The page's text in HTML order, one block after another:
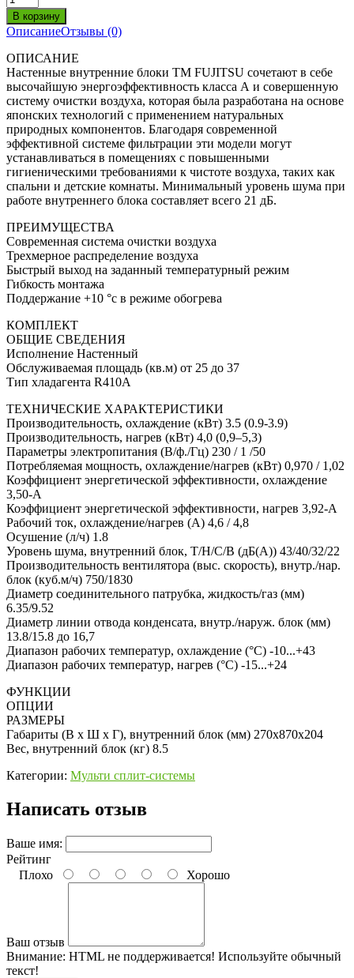
ОписаниеОтзывы (0)
ОПИСАНИЕ
Настенные внутренние блоки ТМ FUJITSU сочетают в себе
высочайшую энергоэффективность класса А и совершенную
систему очистки воздуха, которая была разработана на основе
японских технологий с применением натуральных
природных компонентов. Благодаря современной
эффективной системе фильтрации эти модели могут
устанавливаться в помещениях с повышенными
гигиеническими требованиями к чистоте воздуха, таких как
спальни и детские комнаты. Минимальный уровень шума при
работе внутреннего блока составляет всего 21 дБ.
ПРЕИМУЩЕСТВА
Современная система очистки воздуха
Трехмерное распределение воздуха
Быстрый выход на заданный температурный режим
Гибкость монтажа
Поддержание +10 °с в режиме обогрева
КОМПЛЕКТ
ОБЩИЕ СВЕДЕНИЯ
Исполнение Настенный
Обслуживаемая площадь (кв.м) от 25 до 37
Тип хладагента R410A
ТЕХНИЧЕСКИЕ ХАРАКТЕРИСТИКИ
Производительность, охлаждение (кВт) 3.5 (0.9-3.9)
Производительность, нагрев (кВт) 4,0 (0,9–5,3)
Параметры электропитания (В/ф./Гц) 230 / 1 /50
Потребляемая мощность, охлаждение/нагрев (кВт) 0,970 / 1,02
Коэффициент энергетической эффективности, охлаждение
3,50-А
Коэффициент энергетической эффективности, нагрев 3,92-А
Рабочий ток, охлаждение/нагрев (A) 4,6 / 4,8
Осушение (л/ч) 1.8
Уровень шума, внутренний блок, Т/Н/С/В (дБ(А)) 43/40/32/22
Производительность вентилятора (выс. скорость), внутр./нар.
блок (куб.м/ч) 750/1830
Диаметр соединительного патрубка, жидкость/газ (мм)
6.35/9.52
Диаметр линии отвода конденсата, внутр./наруж. блок (мм)
13.8/15.8 до 16,7
Диапазон рабочих температур, охлаждение (°C) -10...+43
Диапазон рабочих температур, нагрев (°C) -15...+24
ФУНКЦИИ
ОПЦИИ
РАЗМЕРЫ
Габариты (В x Ш x Г), внутренний блок (мм) 270x870x204
Вес, внутренний блок (кг) 8.5
Категории: Мульти сплит-системы
Написать отзыв
Ваше имя:
Рейтинг
Плохо
Хорошо
Ваш отзыв
Внимание: HTML не поддерживается! Используйте обычный
текст!